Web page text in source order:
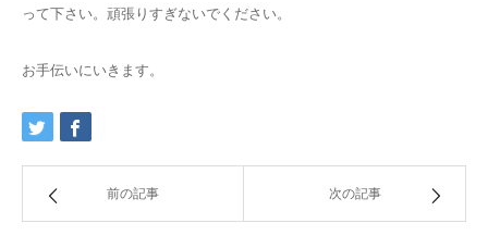
って下さい。頑張りすぎないでください。
お手伝いにいきます。
前の記事 次の記事